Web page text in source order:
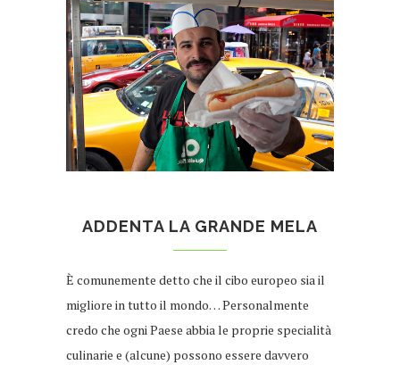
ADDENTA LA GRANDE MELA
È comunemente detto che il cibo europeo sia il
migliore in tutto il mondo… Personalmente
credo che ogni Paese abbia le proprie specialità
culinarie e (alcune) possono essere davvero